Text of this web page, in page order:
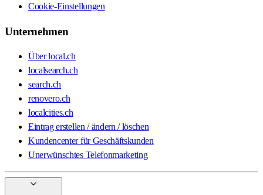
Cookie-Einstellungen
Unternehmen
Über local.ch
localsearch.ch
search.ch
renovero.ch
localcities.ch
Eintrag erstellen / ändern / löschen
Kundencenter für Geschäftskunden
Unerwünschtes Telefonmarketing